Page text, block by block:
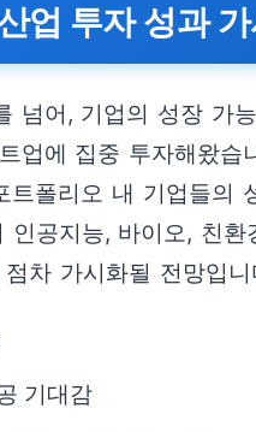
업 투자 성과
넘어, 기업의 성장 가
업에 집중 투자해왔습
폴리오 내 기업들의
공지능, 바이오, 친
차 가시화될 전망입니
기대감